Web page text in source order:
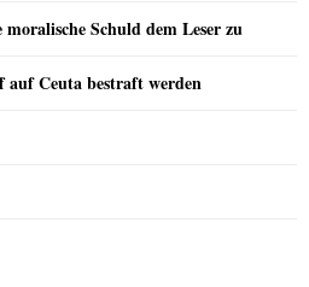
Schuld dem Leser zu
Ceuta bestraft werden